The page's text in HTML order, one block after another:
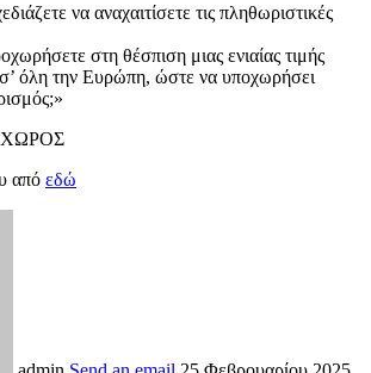
να αναχαιτίσετε τις πληθωριστικές
στη θέσπιση μιας ενιαίας τιμής
όλη την Ευρώπη, ώστε να υποχωρήσει
ΧΩΡΟΣ
από εδώ